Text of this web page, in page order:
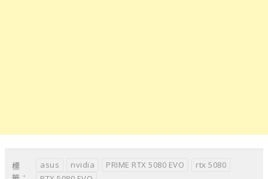
標
asus nvidia PRIME RTX 5080 EVO
rtx 5080